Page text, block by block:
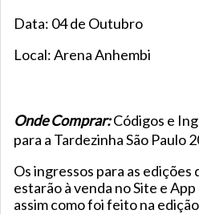
Data: 04 de Outubro
Local: Arena Anhembi
Onde Comprar:Códigos e
para a Tardezinha São Paulo
Os ingressos para as edições
estarão à venda no Site e
assim como foi feito na